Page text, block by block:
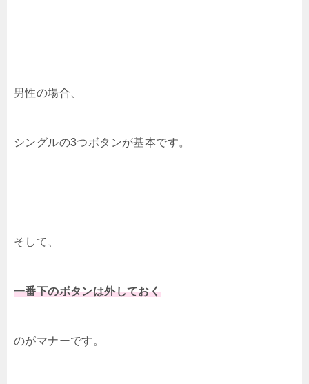
男性の場合、
シングルの3つボタンが基本です。
そして、
一番下のボタンは外しておく
のがマナーです。